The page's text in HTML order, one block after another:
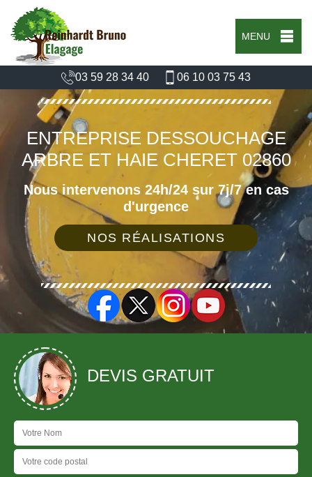
MENU
03 59 28 34 40 06 10 03 75 43
ENTREPRISE DESSOUCHAGE
ARBRE ET HAIE CHERET 02860
Nous intervenons 24h/24 sur 7j/7 en cas
d'urgence
NOS RÉALISATIONS
DEVIS GRATUIT